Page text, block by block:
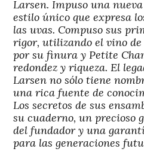
Larsen. Impuso una
estilo único que expresa
las uvas. Compuso sus
rigor, utilizando el vino
por su finura y Petite
redondez y riqueza. El
Larsen no sólo tiene
una rica fuente de
Los secretos de sus
su cuaderno, un precioso
del fundador y una
para las generaciones